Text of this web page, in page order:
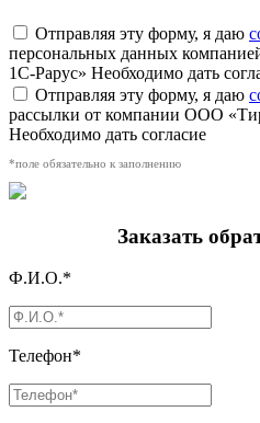
Отправляя эту форму, я даю
персональных данных
1С-Рарус» Необходимо дать
Отправляя эту форму, я даю
рассылки от компании ООО
Необходимо дать согласие
*поле обязательно к заполнению
Заказать
Ф.И.О.*
Телефон*